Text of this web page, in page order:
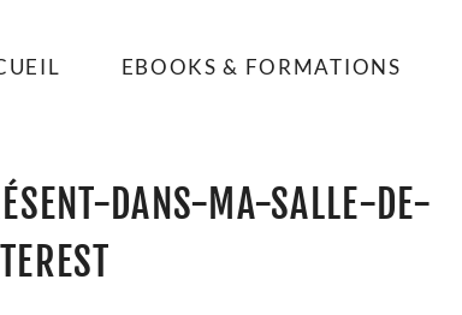
EBOOKS & FORMATIONS
DANS-MA-SALLE-DE-